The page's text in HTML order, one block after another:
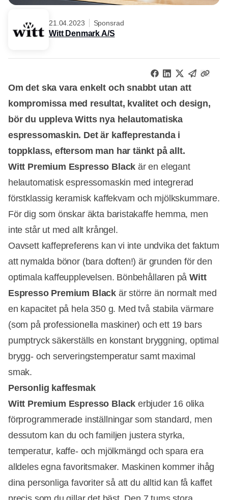
21.04.2023 Sponsrad
Witt Denmark A/S
Om det ska vara enkelt och snabbt utan att
kompromissa med resultat, kvalitet och design,
bör du uppleva Witts nya helautomatiska
espressomaskin. Det är kaffeprestanda i
toppklass, eftersom man har tänkt på allt.
Witt Premium Espresso Black är en elegant
helautomatisk espressomaskin med integrerad
förstklassig keramisk kaffekvarn och mjölkskummare.
För dig som önskar äkta baristakaffe hemma, men
inte står ut med allt krångel.
Oavsett kaffepreferens kan vi inte undvika det faktum
att nymalda bönor (bara doften!) är grunden för den
optimala kaffeupplevelsen. Bönbehållaren påWitt
Espresso Premium Black är större än normalt med
en kapacitet på hela 350 g. Med två stabila värmare
(som på professionella maskiner) och ett 19 bars
pumptryck säkerställs en konstant bryggning, optimal
brygg- och serveringstemperatur samt maximal
smak.
Personlig kaffesmak
Witt Premium Espresso Black erbjuder 16 olika
förprogrammerade inställningar som standard, men
dessutom kan du och familjen justera styrka,
temperatur, kaffe- och mjölkmängd och spara era
alldeles egna favoritsmaker. Maskinen kommer ihåg
dina personliga favoriter så att du alltid kan få kaffet